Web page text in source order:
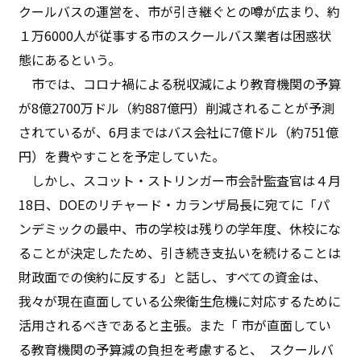
クールバスの運営を、市が引き継ぐとの噂が広まり、約
１万6000人が従事する市のスクールバス業者は困惑状
態にあるという。
市では、コロナ禍による税収減により教育機関の予算
が8億2700万ドル（約887億円）削減されることが予測
されているが、6月まではバス会社に7億ドル（約751億
円）を費やすことを予定していた。
しかし、スコット・ストリンガー市会計監査官は４月
18日、DOEのリチャード・カランザ局長に宛てに「パ
ンデミックの最中、市の学校は残りの学年度、休校にな
ることが決定したため、引き続き支払いを続けることは
財政面での倹約に反する」と話し、すべての資金は、
我々が現在直面している公衆衛生危機に対応するために
活用されるべきであると主張。また「 市が直面してい
る教育機関の予算減の負担を考慮すると、
スクールバ